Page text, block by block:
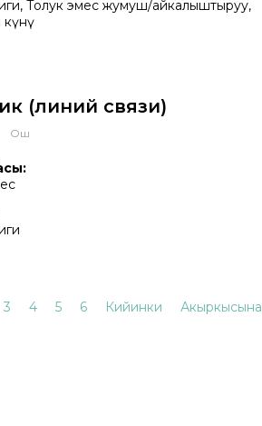
Толук эмес жумуш/айкалыштыруу,
(линий связи)
Ош
Бет
3 Бет
4 Бет
5 Бет
6
Next
Кийинки
Last
Акыркысына